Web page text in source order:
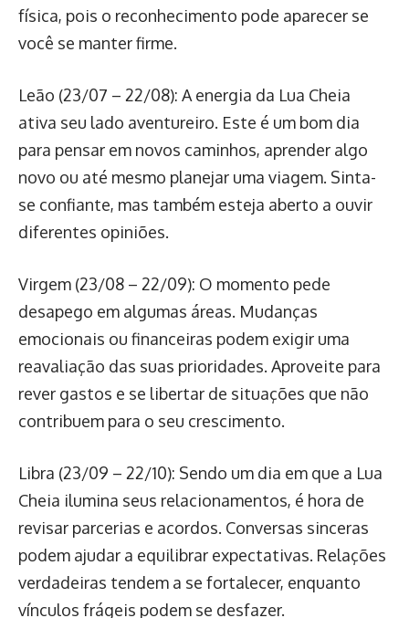
física, pois o reconhecimento pode aparecer se
você se manter firme.
Leão (23/07 – 22/08): A energia da Lua Cheia
ativa seu lado aventureiro. Este é um bom dia
para pensar em novos caminhos, aprender algo
novo ou até mesmo planejar uma viagem. Sinta-
se confiante, mas também esteja aberto a ouvir
diferentes opiniões.
Virgem (23/08 – 22/09): O momento pede
desapego em algumas áreas. Mudanças
emocionais ou financeiras podem exigir uma
reavaliação das suas prioridades. Aproveite para
rever gastos e se libertar de situações que não
contribuem para o seu crescimento.
Libra (23/09 – 22/10): Sendo um dia em que a Lua
Cheia ilumina seus relacionamentos, é hora de
revisar parcerias e acordos. Conversas sinceras
podem ajudar a equilibrar expectativas. Relações
verdadeiras tendem a se fortalecer, enquanto
vínculos frágeis podem se desfazer.